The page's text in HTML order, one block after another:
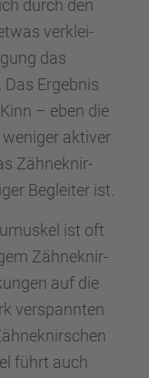
durch den
verklei­
das
Ergeb­nis
– eben die
aktiver
Zähne­knir­
Beglei­ter ist.
ist oft
Zähne­knir­
auf die
verspann­ten
führt auch